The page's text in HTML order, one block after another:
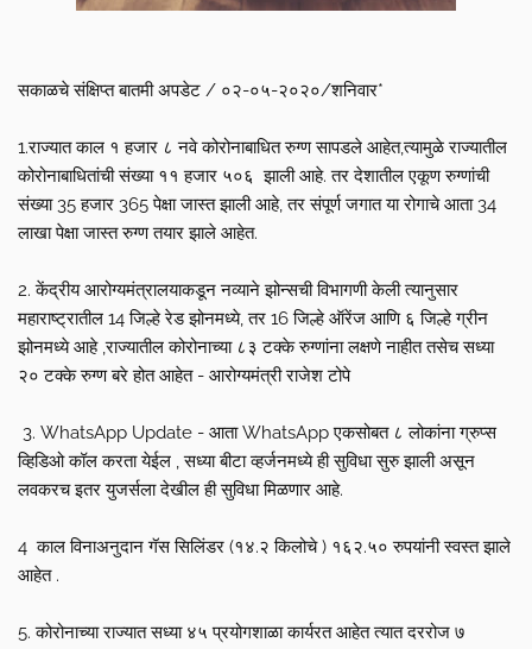
सकाळचे संक्षिप्त बातमी अपडेट / ०२-०५-२०२०/शनिवार*
1.राज्यात काल १ हजार ८ नवे कोरोनाबाधित रुग्ण सापडले आहेत,त्यामुळे राज्यातील
कोरोनाबाधितांची संख्या ११ हजार ५०६ झाली आहे. तर देशातील एकूण रुग्णांची
संख्या 35 हजार 365 पेक्षा जास्त झाली आहे, तर संपूर्ण जगात या रोगाचे आता 34
लाखा पेक्षा जास्त रुग्ण तयार झाले आहेत.
2. केंद्रीय आरोग्यमंत्रालयाकडून नव्याने झोन्सची विभागणी केली त्यानुसार
महाराष्ट्रातील 14 जिल्हे रेड झोनमध्ये, तर 16 जिल्हे ऑरेंज आणि ६ जिल्हे ग्रीन
झोनमध्ये आहे ,राज्यातील कोरोनाच्या ८३ टक्के रुग्णांना लक्षणे नाहीत तसेच सध्या
२० टक्के रुग्ण बरे होत आहेत - आरोग्यमंत्री राजेश टोपे
3. WhatsApp Update - आता WhatsApp एकसोबत ८ लोकांना ग्रुप्स
व्हिडिओ कॉल करता येईल , सध्या बीटा व्हर्जनमध्ये ही सुविधा सुरु झाली असून
लवकरच इतर युजर्सला देखील ही सुविधा मिळणार आहे.
4 काल विनाअनुदान गॅस सिलिंडर (१४.२ किलोचे ) १६२.५० रुपयांनी स्वस्त झाले
आहेत .
5. कोरोनाच्या राज्यात सध्या ४५ प्रयोगशाळा कार्यरत आहेत त्यात दररोज ७